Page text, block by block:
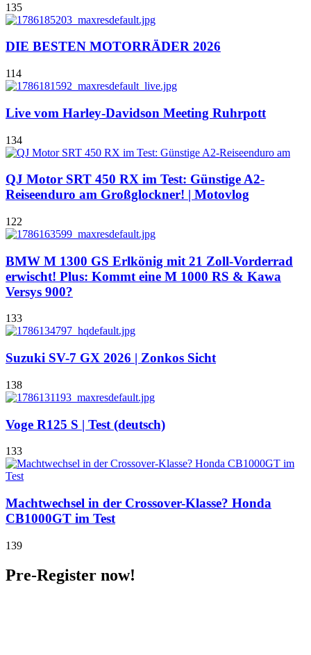
135
DIE BESTEN MOTORRÄDER 2026
114
Live vom Harley-Davidson Meeting Ruhrpott
134
QJ Motor SRT 450 RX im Test: Günstige A2-
Reiseenduro am Großglockner! | Motovlog
122
BMW M 1300 GS Erlkönig mit 21 Zoll-Vorderrad
erwischt! Plus: Kommt eine M 1000 RS & Kawa
Versys 900?
133
Suzuki SV-7 GX 2026 | Zonkos Sicht
138
Voge R125 S | Test (deutsch)
133
Machtwechsel in der Crossover-Klasse? Honda
CB1000GT im Test
139
Pre-Register now!